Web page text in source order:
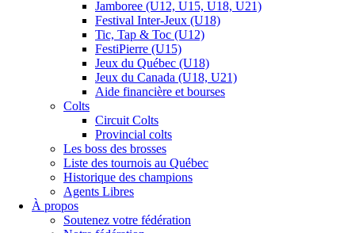
Jamboree (U12, U15, U18, U21)
Festival Inter-Jeux (U18)
Tic, Tap & Toc (U12)
FestiPierre (U15)
Jeux du Québec (U18)
Jeux du Canada (U18, U21)
Aide financière et bourses
Colts
Circuit Colts
Provincial colts
Les boss des brosses
Liste des tournois au Québec
Historique des champions
Agents Libres
À propos
Soutenez votre fédération